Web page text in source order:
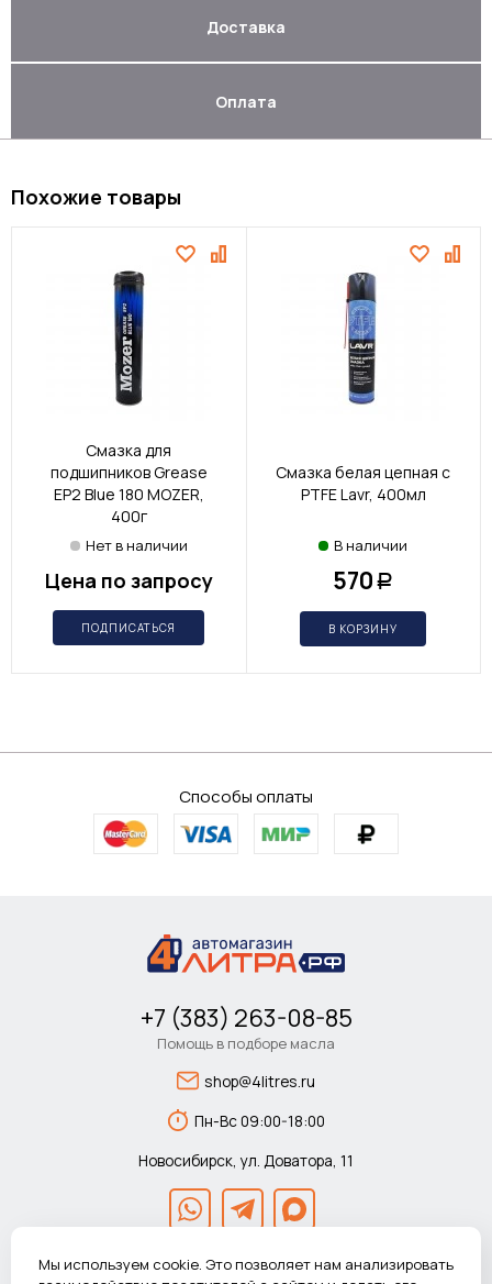
Доставка
Оплата
Похожие товары
Смазка для
подшипников Grease
EP2 Blue 180 MOZER,
400г
Нет в наличии
Цена по запросу
ПОДПИСАТЬСЯ
Смазка белая цепная с
PTFE Lavr, 400мл
В наличии
570 Р
В КОРЗИНУ
Способы оплаты
+7 (383) 263-08-85
Помощь в подборе масла
shop@4litres.ru
Пн-Вс 09:00-18:00
Новосибирск, ул. Доватора, 11
Мы используем cookie. Это позволяет нам анализировать